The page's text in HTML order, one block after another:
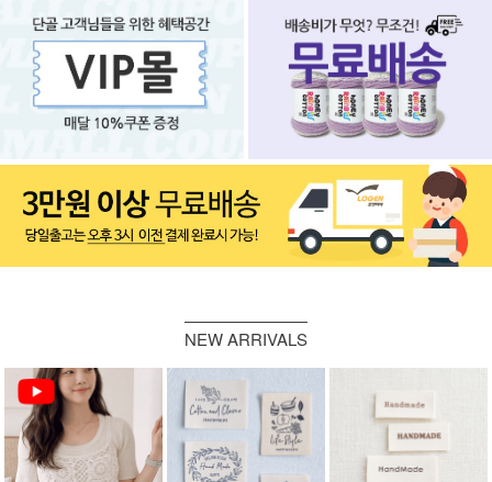
NEW ARRIVALS